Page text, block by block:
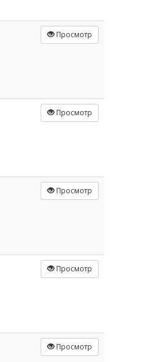
Просмотр
Просмотр
Просмотр
Просмотр
Просмотр